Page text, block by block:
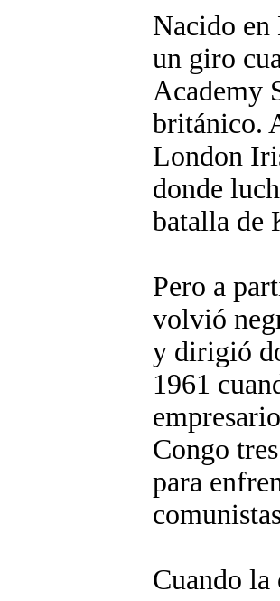
Nacido en
un giro
Academy
británico.
London
donde
batalla de
Pero a
volvió
y dirigió
1961
Congo
para
Cuando la